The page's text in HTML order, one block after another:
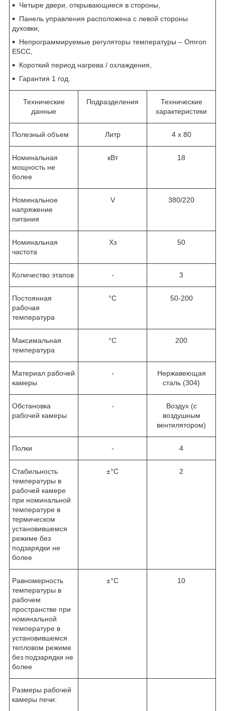
Четыре двери, открывающиеся в стороны,
Панель управления расположена с левой стороны
духовки,
Непрограммируемые регуляторы температуры – Omron
E5CC,
Короткий период нагрева / охлаждения,
Гарантия 1 год.
Технические
данные
Подразделения
Технические
характеристики
Полезный объем Литр 4 x 80
Номинальная
мощность не
более
кВт 18
Номинальное
напряжение
питания
V 380/220
Номинальная
частота
Хз 50
Количество этапов - 3
Постоянная
рабочая
температура
°C 50-200
Максимальная
температура
°C 200
Материал рабочей
камеры
-
Нержавеющая
сталь (304)
Обстановка
рабочей камеры
-
Воздух (с
воздушным
вентилятором)
Полки - 4
Стабильность
температуры в
рабочей камере
при номинальной
температуре в
термическом
установившемся
режиме без
подзарядки не
более
±°C 2
Равномерность
температуры в
рабочем
пространстве при
номинальной
температуре в
установившемся
тепловом режиме
без подзарядки не
более
±°C 10
Размеры рабочей
камеры печи: